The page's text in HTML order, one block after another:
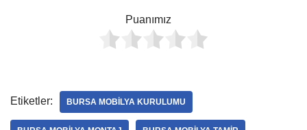
Puanımız
Etiketler: BURSA MOBILYA KURULUMU